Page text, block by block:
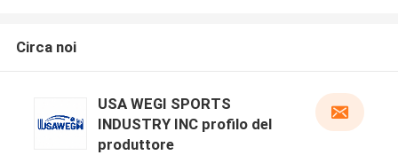
Circa noi
USA WEGI SPORTS
INDUSTRY INC profilo del
produttore